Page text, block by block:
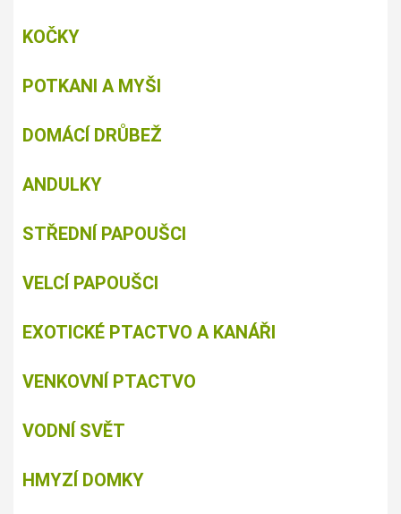
KOČKY
POTKANI A MYŠI
DOMÁCÍ DRŮBEŽ
ANDULKY
STŘEDNÍ PAPOUŠCI
VELCÍ PAPOUŠCI
EXOTICKÉ PTACTVO A KANÁŘI
VENKOVNÍ PTACTVO
VODNÍ SVĚT
HMYZÍ DOMKY